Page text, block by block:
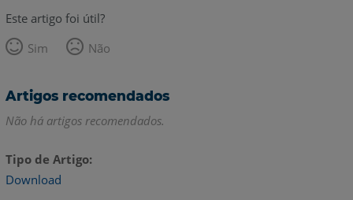
Este artigo foi útil?
Sim
Não
Artigos recomendados
Não há artigos recomendados.
Tipo de Artigo
Download